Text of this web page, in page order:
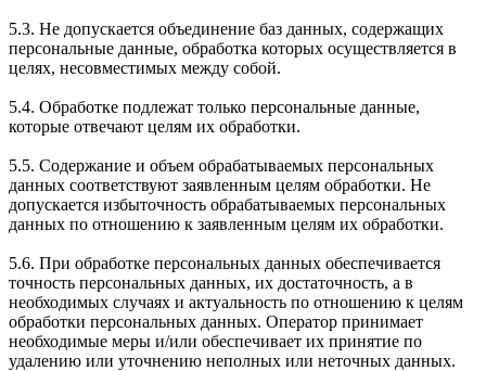
5.3. Не допускается объединение баз данных, содержащих
персональные данные, обработка которых осуществляется в
целях, несовместимых между собой.
5.4. Обработке подлежат только персональные данные,
которые отвечают целям их обработки.
5.5. Содержание и объем обрабатываемых персональных
данных соответствуют заявленным целям обработки. Не
допускается избыточность обрабатываемых персональных
данных по отношению к заявленным целям их обработки.
5.6. При обработке персональных данных обеспечивается
точность персональных данных, их достаточность, а в
необходимых случаях и актуальность по отношению к целям
обработки персональных данных. Оператор принимает
необходимые меры и/или обеспечивает их принятие по
удалению или уточнению неполных или неточных данных.